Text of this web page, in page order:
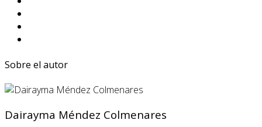
Sobre el autor
Dairayma Méndez Colmenares